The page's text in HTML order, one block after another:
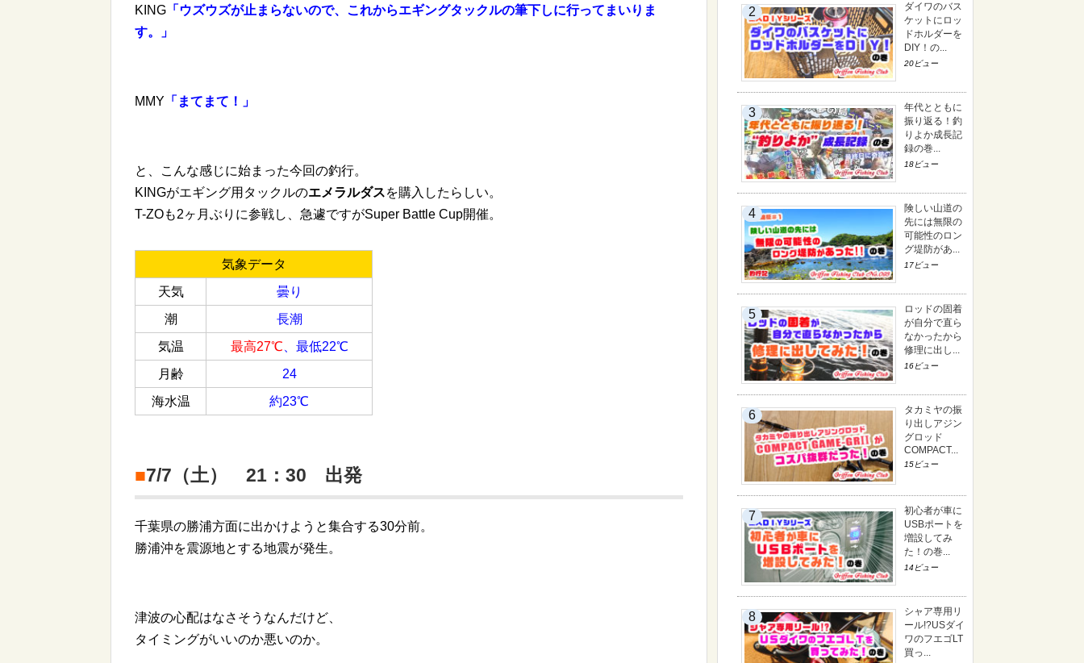
KING 「ウズウズが止まらないので、これからエギングタックルの筆下しに行ってまいりま
す。」
MMY 「まてまて！」
と、こんな感じに始まった今回の釣行。
KINGがエギング用タックルのエメラルダスを購入したらしい。
T-ZOも2ヶ月ぶりに参戦し、急遽ですがSuper Battle Cup開催。
気象データ
天気
曇り
潮
長潮
気温
最高27℃ 、最低22℃
月齢
24
海水温
約23℃
■7/7（土） 21：30 出発
千葉県の勝浦方面に出かけようと集合する30分前。
勝浦沖を震源地とする地震が発生。
津波の心配はなさそうなんだけど、
タイミングがいいのか悪いのか。
ダイワのバス
ケットにロッ
ドホルダーを
DIY！の...
20ビュー
年代とともに
振り返る！釣
りよか成長記
録の巻...
18ビュー
険しい山道の
先には無限の
可能性のロン
グ堤防があ...
17ビュー
ロッドの固着
が自分で直ら
なかったから
修理に出し...
16ビュー
タカミヤの振
り出しアジン
グロッド
COMPACT...
15ビュー
初心者が車に
USBポートを
増設してみ
た！の巻...
14ビュー
シャア専用リ
ール!?USダイ
ワのフエゴLT
買っ...